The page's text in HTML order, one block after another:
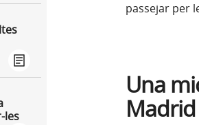
les
passejar per
Una
Madrid